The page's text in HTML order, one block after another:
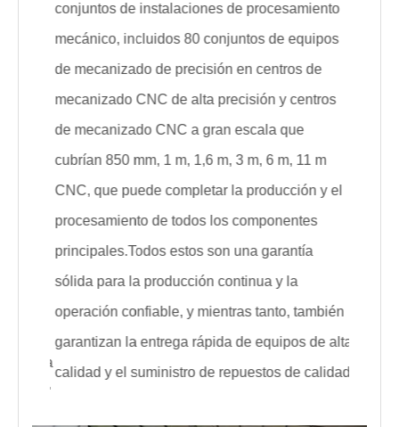
conjuntos de instalaciones de procesamiento
mecánico, incluidos 80 conjuntos de equipos
de mecanizado de precisión en centros de
mecanizado CNC de alta precisión y centros
de mecanizado CNC a gran escala que
cubrían 850 mm, 1 m, 1,6 m, 3 m, 6 m, 11 m
CNC, que puede completar la producción y el
procesamiento de todos los componentes
principales.Todos estos son una garantía
sólida para la producción continua y la
operación confiable, y mientras tanto, también
garantizan la entrega rápida de equipos de alta
calidad y el suministro de repuestos de calidad.